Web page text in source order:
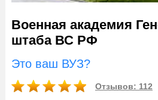
Военная академия
штаба ВС РФ
Это ваш ВУЗ?
Отзывов: 112